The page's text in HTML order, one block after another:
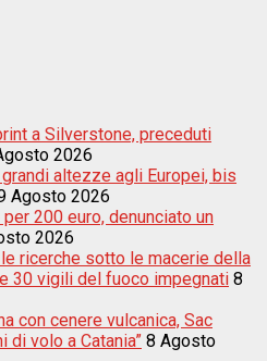
a Silverstone, preceduti
2026
altezze agli Europei, bis
Agosto 2026
200 euro, denunciato un
2026
ricerche sotto le macerie della
30 vigili del fuoco impegnati 8
con cenere vulcanica, Sac
di volo a Catania” 8 Agosto